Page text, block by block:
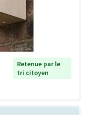
Retenue par le
tri citoyen